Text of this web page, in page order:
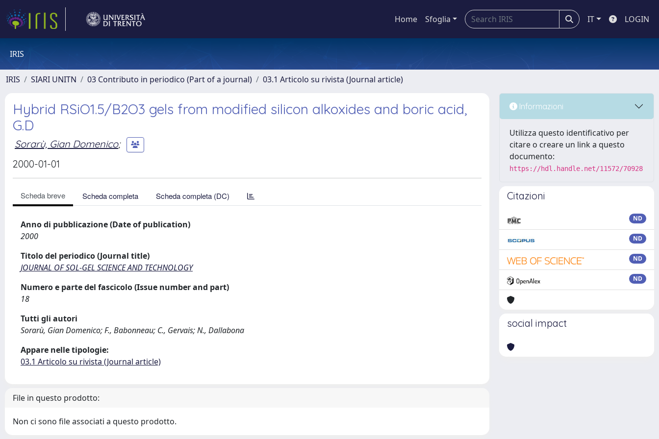
Home Sfoglia IT LOGIN
IRIS
IRIS SIARI UNITN 03 Contributo in periodico (Part of a journal) 03.1 Articolo su rivista (Journal article)
Hybrid RSiO1.5/B2O3 gels from modified silicon alkoxides and boric acid,
G.D
Sorarù, Gian Domenico;
2000-01-01
Scheda breve Scheda completa Scheda completa (DC)
Anno di pubblicazione (Date of publication)
2000
Titolo del periodico (Journal title)
JOURNAL OF SOL-GEL SCIENCE AND TECHNOLOGY
Numero e parte del fascicolo (Issue number and part)
18
Tutti gli autori
Sorarù, Gian Domenico; F., Babonneau; C., Gervais; N., Dallabona
Appare nelle tipologie:
03.1 Articolo su rivista (Journal article)
File in questo prodotto:
Non ci sono file associati a questo prodotto.
Informazioni
Utilizza questo identificativo per
citare o creare un link a questo
documento:
https://hdl.handle.net/11572/70928
Citazioni
ND
ND
ND
ND
social impact